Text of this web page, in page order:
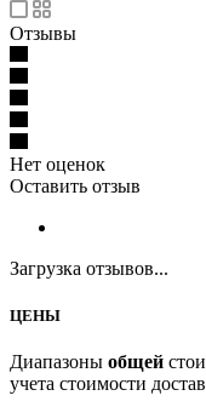
Отзывы
Нет оценок
Оставить отзыв
Загрузка отзывов...
ЦЕНЫ
Диапазоны общей
учета стоимости